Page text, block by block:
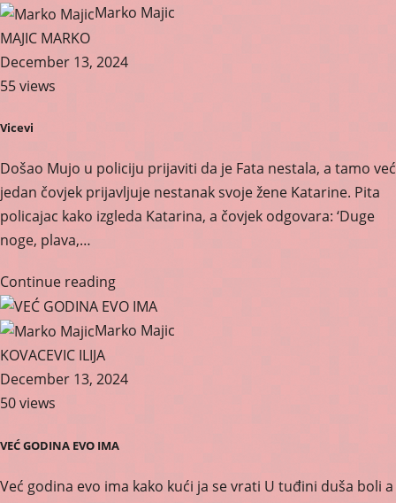
Marko Majic
MAJIC MARKO
December 13, 2024
55 views
Vicevi
Došao Mujo u policiju prijaviti da je Fata nestala, a tamo već
jedan čovjek prijavljuje nestanak svoje žene Katarine. Pita
policajac kako izgleda Katarina, a čovjek odgovara: ‘Duge
noge, plava,…
Continue reading
Marko Majic
KOVACEVIC ILIJA
December 13, 2024
50 views
VEĆ GODINA EVO IMA
Već godina evo ima kako kući ja se vrati U tuđini duša boli a